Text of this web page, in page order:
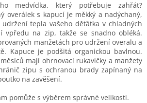
medvídka, který potřebuje zahřát?
overálek s kapucí je měkký a nadýchaný,
tepla vašeho děťátka v chladných
vpředu na zip, takže se snadno obléká.
manžetách pro udržení overalu a
Kapuce je podšitá organickou bavlnou.
mají ohrnovací rukavičky a manžety
zipu s ochranou brady zapínaný na
na zavěšení.
pomůže s výběrem správné velikosti.